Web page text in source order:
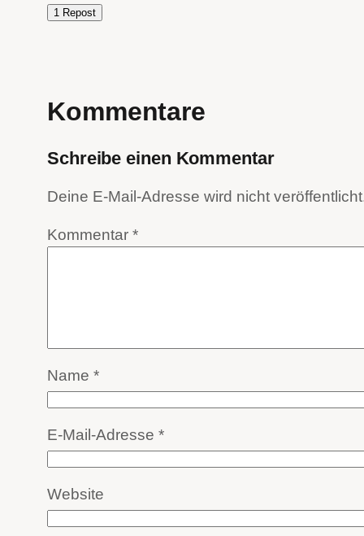
1 Repost
Kommentare
Schreibe einen Kommentar
Deine E-Mail-Adresse wird nicht
Kommentar *
Name *
E-Mail-Adresse *
Website